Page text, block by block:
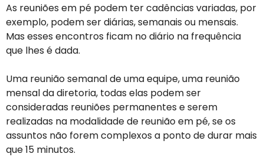
As reuniões em pé podem ter cadências variadas, por
exemplo, podem ser diárias, semanais ou mensais.
Mas esses encontros ficam no diário na frequência
que lhes é dada.
Uma reunião semanal de uma equipe, uma reunião
mensal da diretoria, todas elas podem ser
consideradas reuniões permanentes e serem
realizadas na modalidade de reunião em pé, se os
assuntos não forem complexos a ponto de durar mais
que 15 minutos.